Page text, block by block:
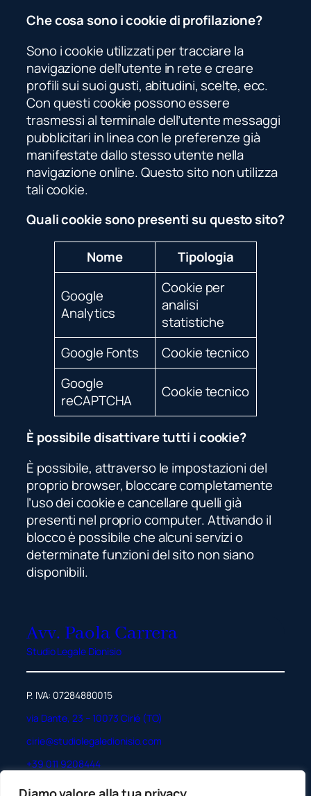
Che cosa sono i cookie di profilazione?
Sono i cookie utilizzati per tracciare la
navigazione dell’utente in rete e creare
profili sui suoi gusti, abitudini, scelte, ecc.
Con questi cookie possono essere
trasmessi al terminale dell’utente messaggi
pubblicitari in linea con le preferenze già
manifestate dallo stesso utente nella
navigazione online. Questo sito non utilizza
tali cookie.
Quali cookie sono presenti su questo sito?
Nome Tipologia
Google
Analytics
Cookie per
analisi
statistiche
Google Fonts
Cookie tecnico
Google
reCAPTCHA
Cookie tecnico
È possibile disattivare tutti i cookie?
È possibile, attraverso le impostazioni del
proprio browser, bloccare completamente
l’uso dei cookie e cancellare quelli già
presenti nel proprio computer. Attivando il
blocco è possibile che alcuni servizi o
determinate funzioni del sito non siano
disponibili.
Avv. Paola Carrera
Studio Legale Dionisio
P. IVA: 07284880015
via Dante, 23 – 10073 Cirié (TO)
cirie@studiolegaledionisio.com
+39 011 9208444